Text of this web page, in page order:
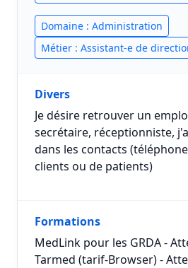
Domaine : Administration
Métier : Assistant-e de
Divers
Je désire retrouver un
secrétaire, réceptionniste,
dans les contacts
clients ou de patients)
Formations
MedLink pour les GRDA -
Tarmed (tarif-Browser) -